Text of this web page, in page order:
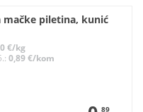
mačke piletina, kunić
€/kg
0,89 €/kom
89